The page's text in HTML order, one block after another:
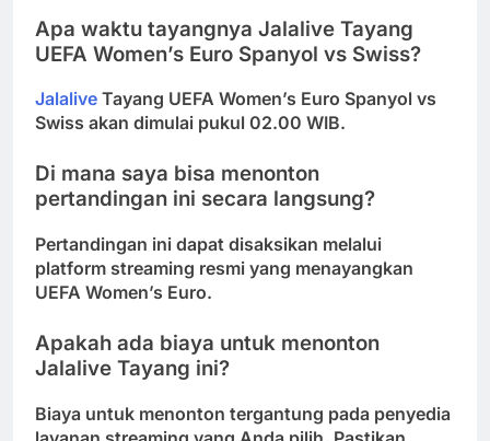
Apa waktu tayangnya Jalalive Tayang
UEFA Women’s Euro Spanyol vs Swiss?
Jalalive Tayang UEFA Women’s Euro Spanyol vs
Swiss akan dimulai pukul 02.00 WIB.
Di mana saya bisa menonton
pertandingan ini secara langsung?
Pertandingan ini dapat disaksikan melalui
platform streaming resmi yang menayangkan
UEFA Women’s Euro.
Apakah ada biaya untuk menonton
Jalalive Tayang ini?
Biaya untuk menonton tergantung pada penyedia